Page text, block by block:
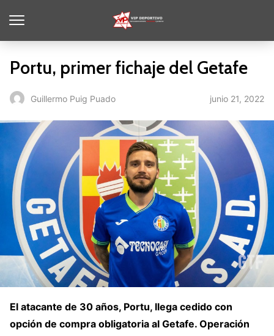
Portu, primer fichaje del Getafe
Guillermo Puig Puado junio 21, 2022
El atacante de 30 años, Portu, llega cedido con
opción de compra obligatoria al Getafe. Operación